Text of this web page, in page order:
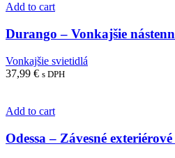
Add to cart
Durango – Vonkajšie
Vonkajšie svietidlá
37,99 € s DPH
Add to cart
Odessa – Závesné